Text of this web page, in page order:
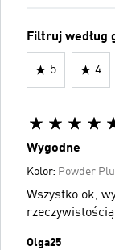
Filtruj według
5 4
Wygodne
Kolor: Powder
Wszystko ok,
Olga25